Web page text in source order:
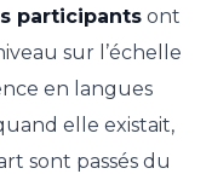
participants ont
sur l’échelle
en langues
elle existait,
sont passés du